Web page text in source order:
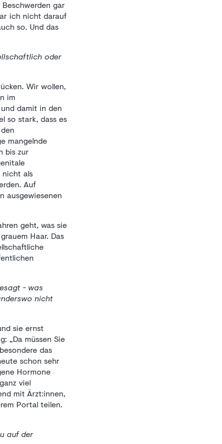
gar
ich nicht darauf
so. Und das
oder
Wir wollen,
im
damit in den
so stark, dass es
mangelnde
bis zur
nicht als
Auf
ausgewiesenen
geht, was sie
Haar. Das
- was
nicht
sie ernst
„Da müssen Sie
das
schon sehr
Hormone
viel
mit Ärzt:innen,
Portal teilen.
auf der